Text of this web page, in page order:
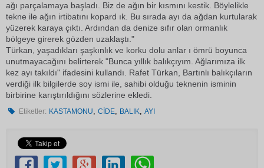
ağı parçalamaya başladı. Biz de ağın bir kısmını kestik. Böylelikle
tekne ile ağın irtibatını kopard ık. Bu sırada ayı da ağdan kurtularak
yüzerek karaya çıktı. Ardından da denize sıfır olan ormanlık
bölgeye girerek gözden uzaklaştı."
Türkan, yaşadıkları şaşkınlık ve korku dolu anlar ı ömrü boyunca
unutmayacağını belirterek "Bunca yıllık balıkçıyım. Ağlarımıza ilk
kez ayı takıldı" ifadesini kullandı. Rafet Türkan, Bartınlı balıkçıların
verdiği ilk bilgilerde soy ismi ile, sahibi olduğu teknenin isminin
birbirine karıştırıldığını sözlerine ekledi.
Etiketler: KASTAMONU,CİDE, BALIK,AYI